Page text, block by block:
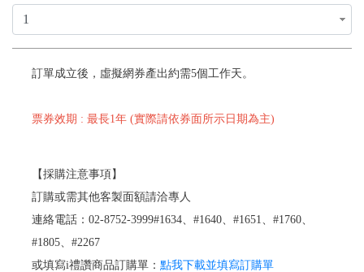
訂單成立後，虛擬網券產出約需5個工作天。
票券效期 : 最長1年 (實際請依券面所示日期為主)
【採購注意事項】
訂購或需其他客製面額請洽專人
連絡電話：02-8752-3999#1634、#1640、#1651、#1760、
#1805、#2267
或填寫i禮讚商品訂購單： 點我下載並填寫訂購單